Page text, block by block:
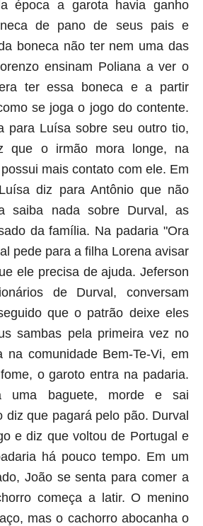
época a garota havia ganho
de pano de seus pais e
boneca não ter nem uma das
ensinam Poliana a ver o
ter essa boneca e a partir
se joga o jogo do contente.
para Luísa sobre seu outro tio,
que o irmão mora longe, na
mais contato com ele. Em
diz para Antônio que não
saiba nada sobre Durval, as
da família. Na padaria "Ora
pede para a filha Lorena avisar
ele precisa de ajuda. Jeferson
de Durval, conversam
que o patrão deixe eles
sambas pela primeira vez no
na comunidade Bem-Te-Vi, em
o garoto entra na padaria.
uma baguete, morde e sai
diz que pagará pelo pão. Durval
e diz que voltou de Portugal e
há pouco tempo. Em um
João se senta para comer a
começa a latir. O menino
mas o cachorro abocanha o